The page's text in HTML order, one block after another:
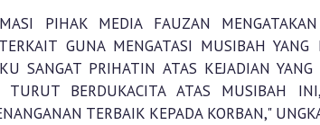
PIHAK MEDIA FAUZAN
GUNA MENGATASI MUSIBAH YANG
SANGAT PRIHATIN ATAS KEJADIAN YANG
TURUT BERDUKACITA ATAS MUSIBAH
TERBAIK KEPADA KORBAN,"